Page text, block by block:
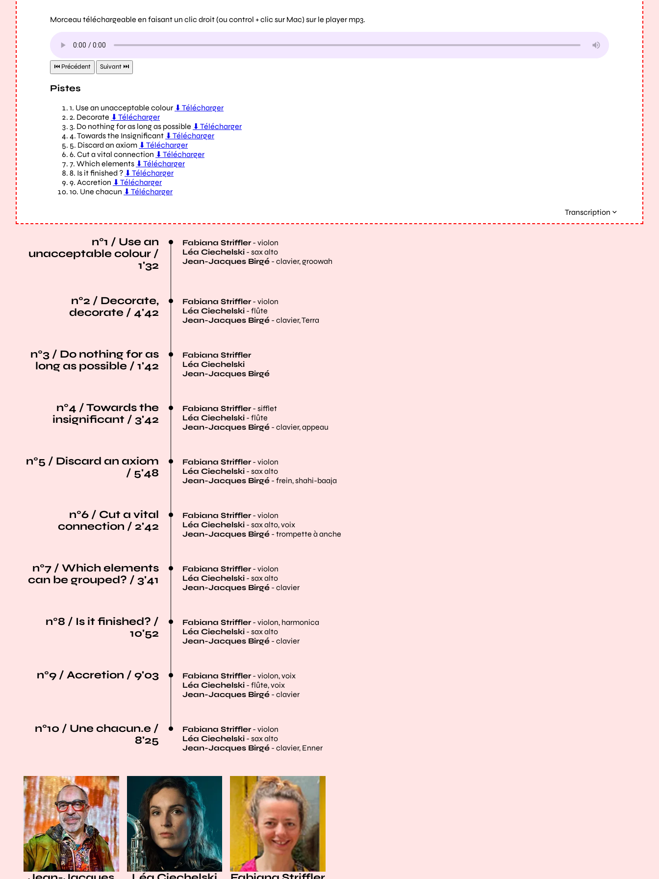
Transcription
n°1 / Use an
unacceptable colour /
1'32
Fabiana Striffler- violon
Léa Ciechelski - sax alto
Jean-Jacques Birgé - clavier, groowah
n°2 / Decorate,
decorate / 4'42
Fabiana Striffler- violon
Léa Ciechelski - flûte
Jean-Jacques Birgé - clavier, Terra
n°3 / Do nothing for as
long as possible / 1'42
Fabiana Striffler
Léa Ciechelski
Jean-Jacques Birgé
n°4 / Towards the
insignificant / 3'42
Fabiana Striffler- sifflet
Léa Ciechelski - flûte
Jean-Jacques Birgé - clavier, appeau
n°5 / Discard an axiom
/ 5'48
Fabiana Striffler- violon
Léa Ciechelski - sax alto
Jean-Jacques Birgé - frein, shahi-baaja
n°6 / Cut a vital
connection / 2'42
Fabiana Striffler- violon
Léa Ciechelski - sax alto, voix
Jean-Jacques Birgé - trompette à anche
n°7 / Which elements
can be grouped? / 3'41
Fabiana Striffler- violon
Léa Ciechelski - sax alto
Jean-Jacques Birgé - clavier
n°8 / Is it finished? /
10'52
Fabiana Striffler- violon, harmonica
Léa Ciechelski - sax alto
Jean-Jacques Birgé - clavier
n°9 / Accretion / 9'03 Fabiana Striffler- violon, voix
Léa Ciechelski - flûte, voix
Jean-Jacques Birgé - clavier
n°10 / Une chacun.e /
8'25
Fabiana Striffler- violon
Léa Ciechelski - sax alto
Jean-Jacques Birgé - clavier, Enner